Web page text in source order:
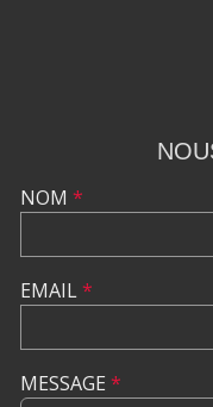
NOM *
EMAIL*
MESSAGE *